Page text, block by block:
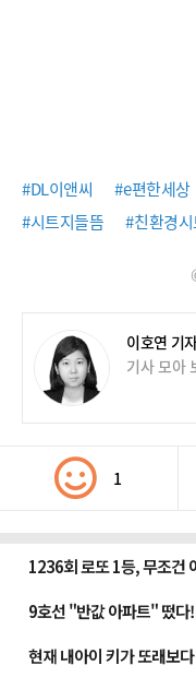
#DL이앤씨 #e편한세상
#시트지들뜸
#친환경
이호연 기
기사 모아
1